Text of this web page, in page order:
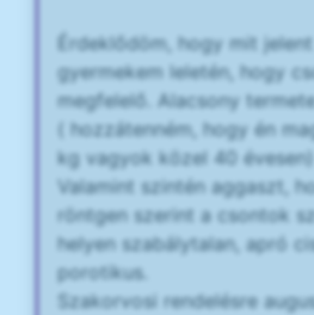
Érdeklődöm, hogy mit
gyermekem leletén, hogy
megfelelő. Alacsony
( hozzátenném, hogy én
kg vagyok közel 40 évesen)
Valamint szintén aggaszt,
röntgen szerint a csontok
helyen szabálytalan, apró
porotikus.
Szakorvosi rendelésre